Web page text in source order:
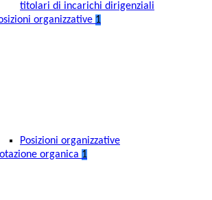
titolari di incarichi dirigenziali
organizzative 1
Posizioni organizzative
organica 1